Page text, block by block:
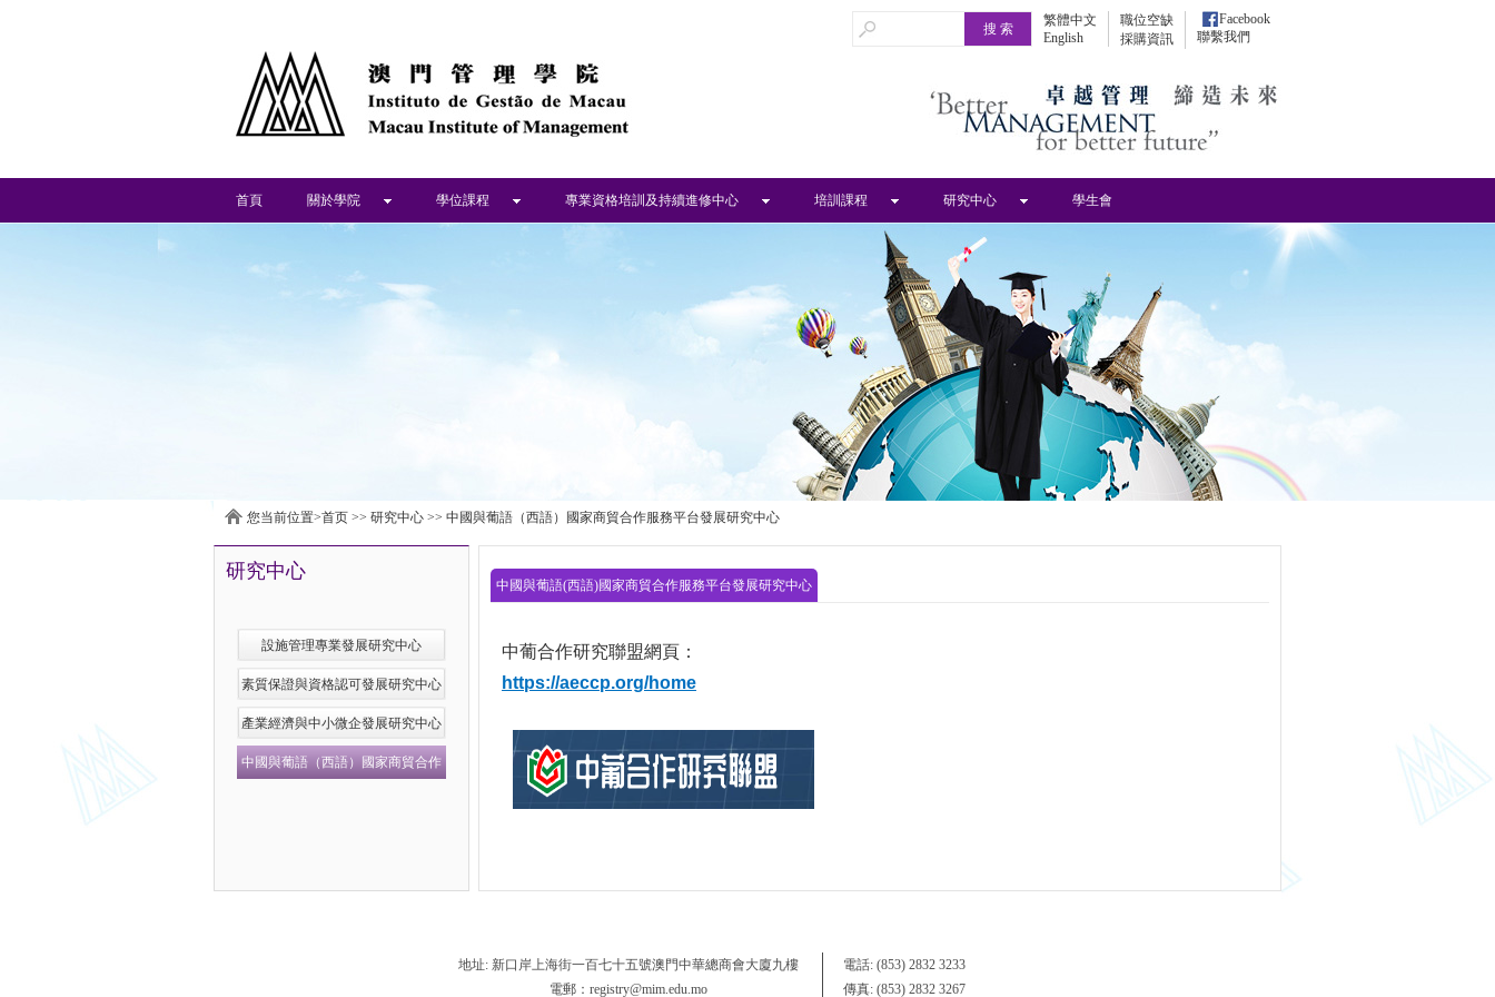
繁體中文
English
職位空缺
採購資訊
Facebook
聯繫我們
首頁 關於學院 學位課程 專業資格培訓及持續進修中心 培訓課程 研究中心 學生會
您当前位置>首页 >> 研究中心 >> 中國與葡語（西語）國家商貿合作服務平台發展研究中心
研究中心
設施管理專業發展研究中心
素質保證與資格認可發展研究中心
產業經濟與中小微企發展研究中心
中國與葡語（西語）國家商貿合作
中國與葡語(西語)國家商貿合作服務平台發展研究中心
中葡合作研究聯盟網頁：
https://aeccp.org/home
地址: 新口岸上海街一百七十五號澳門中華總商會大廈九樓
電郵：registry@mim.edu.mo
電話: (853) 2832 3233
傳真: (853) 2832 3267